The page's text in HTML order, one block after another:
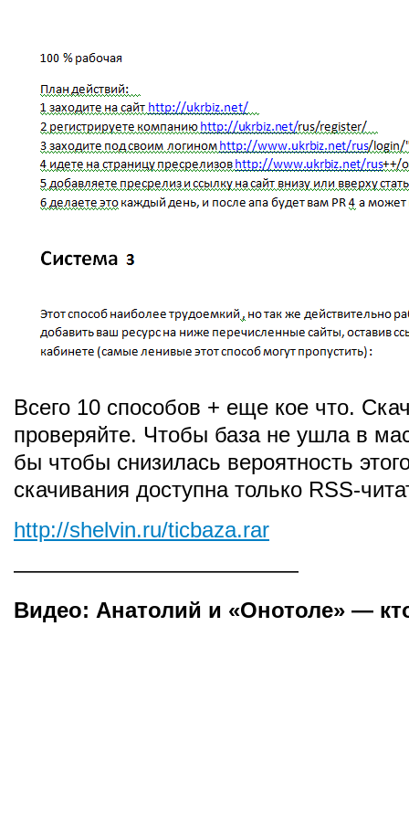
Всего 10 способов + еще кое что.
проверяйте. Чтобы база не ушла в
бы чтобы снизилась вероятность
скачивания доступна только RSS-
http://shelvin.ru/ticbaza.rar
—————————————
Видео: Анатолий и «Онотоле» —